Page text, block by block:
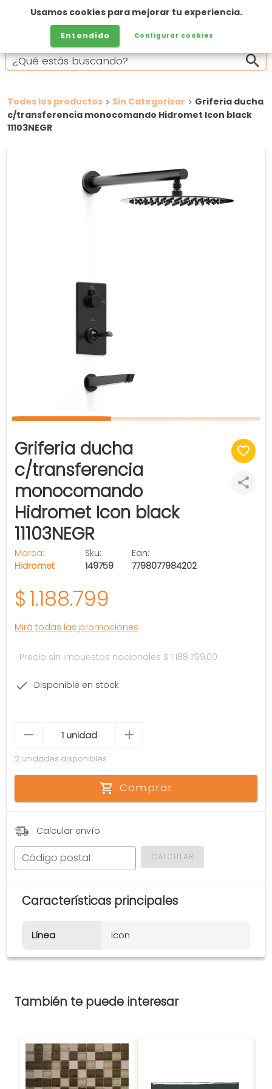
Todos los productos Sin Categorizar
Griferia ducha
c/transferencia monocomando Hidromet Icon black
11103NEGR
Griferia ducha
c/transferencia
monocomando
Hidromet Icon black
11103NEGR
Marca:
Hidromet
Sku:
149759
Ean:
7798077984202
$1.188.799
Mirá todas las promociones
Precio sin impuestos nacionales $ 1.188.799,00
Disponible en stock
2 unidades disponibles
Comprar
Calcular envío
Código postal CALCULAR
Características principales
Línea Icon
También te puede interesar
Usamos cookies para mejorar tu experiencia.
Entendido Configurar cookies